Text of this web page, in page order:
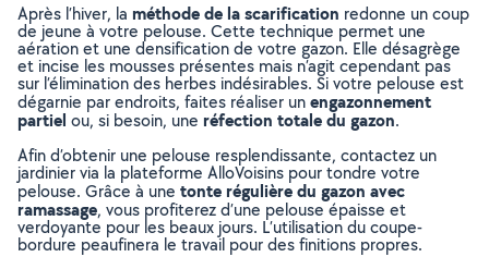
Après l’hiver, la méthode de la scarification redonne un coup
de jeune à votre pelouse. Cette technique permet une
aération et une densification de votre gazon. Elle désagrège
et incise les mousses présentes mais n’agit cependant pas
sur l’élimination des herbes indésirables. Si votre pelouse est
dégarnie par endroits, faites réaliser unengazonnement
partiel ou, si besoin, une réfection totale du gazon.
Afin d’obtenir une pelouse resplendissante, contactez un
jardinier via la plateforme AlloVoisins pour tondre votre
pelouse. Grâce à une tonte régulière du gazon avec
ramassage, vous profiterez d’une pelouse épaisse et
verdoyante pour les beaux jours. L’utilisation du coupe-
bordure peaufinera le travail pour des finitions propres.